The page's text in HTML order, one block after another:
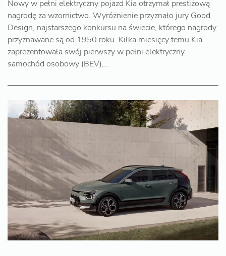
Nowy w pełni elektryczny pojazd Kia otrzymał prestiżową
nagrodę za wzornictwo. Wyróżnienie przyznało jury Good
Design, najstarszego konkursu na świecie, którego nagrody
przyznawane są od 1950 roku. Kilka miesięcy temu Kia
zaprezentowała swój pierwszy w pełni elektryczny
samochód osobowy (BEV),…